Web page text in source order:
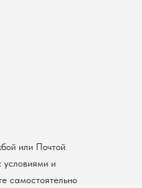
или Почтой
условиями и
самостоятельно